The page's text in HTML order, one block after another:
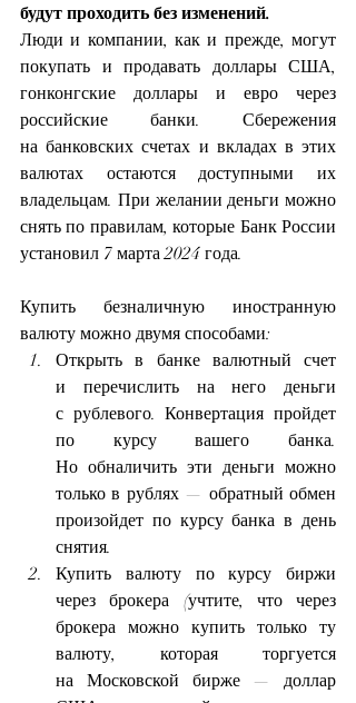
будут проходить без изменений.
Люди и компании, как и прежде, могут
покупать и продавать доллары США,
гонконгские доллары и евро через
российские банки. Сбережения
на банковских счетах и вкладах в этих
валютах остаются доступными их
владельцам. При желании деньги можно
снять по правилам, которые Банк России
установил 7 марта 2024 года.
Купить безналичную иностранную
валюту можно двумя способами:
Открыть в банке валютный счет
и перечислить на него деньги
с рублевого. Конвертация пройдет
по курсу вашего банка.
Но обналичить эти деньги можно
только в рублях — обратный обмен
произойдет по курсу банка в день
снятия.
Купить валюту по курсу биржи
через брокера (учтите, что через
брокера можно купить только ту
валюту, которая торгуется
на Московской бирже — доллар